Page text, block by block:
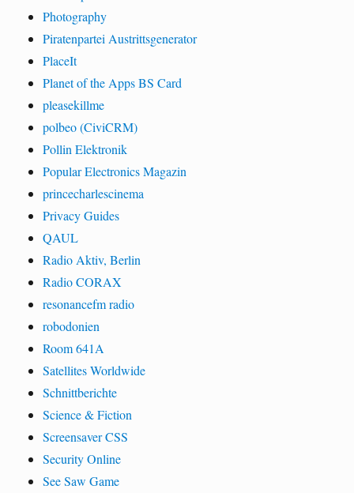
Photography
Piratenpartei Austrittsgenerator
PlaceIt
Planet of the Apps BS Card
pleasekillme
polbeo (CiviCRM)
Pollin Elektronik
Popular Electronics Magazin
princecharlescinema
Privacy Guides
QAUL
Radio Aktiv, Berlin
Radio CORAX
resonancefm radio
robodonien
Room 641A
Satellites Worldwide
Schnittberichte
Science & Fiction
Screensaver CSS
Security Online
See Saw Game